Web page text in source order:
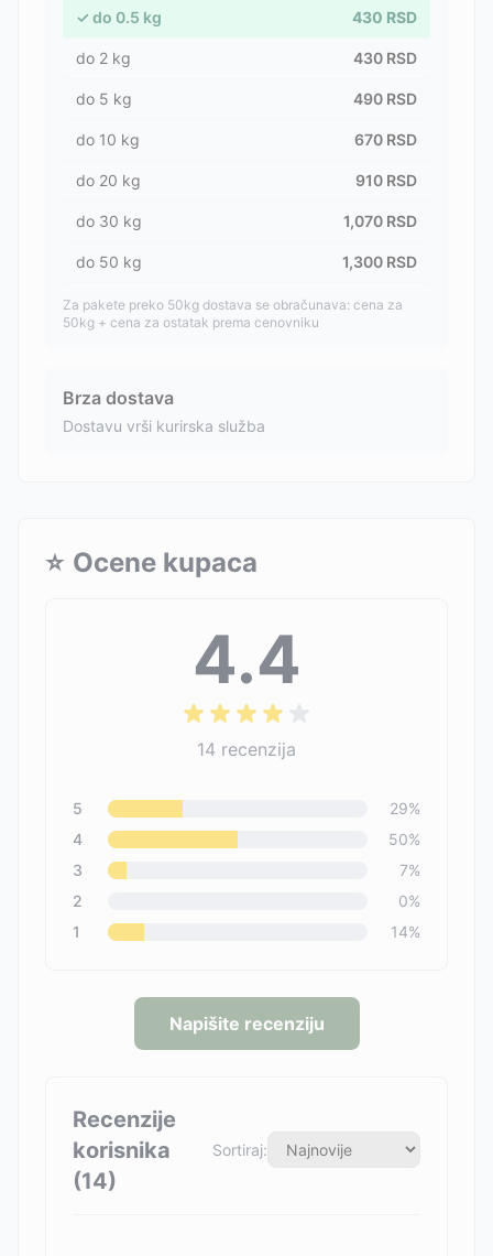
✓ do 0.5 kg 430 RSD
do 2 kg 430 RSD
do 5 kg 490 RSD
do 10 kg 670 RSD
do 20 kg 910 RSD
do 30 kg 1,070 RSD
do 50 kg 1,300 RSD
Za pakete preko 50kg dostava se obračunava: cena za
50kg + cena za ostatak prema cenovniku
Brza dostava
Dostavu vrši kurirska služba
⭐ Ocene kupaca
4.4
14 recenzija
5 29%
4
50%
3
7%
2
0%
1
14%
Napišite recenziju
Recenzije
korisnika
(14)
Sortiraj: